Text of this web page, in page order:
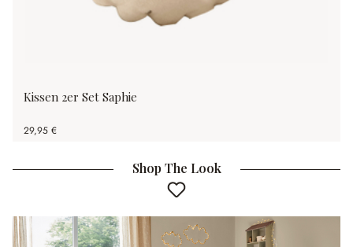
Kissen 2er Set Saphie
29,95 €
Shop The Look